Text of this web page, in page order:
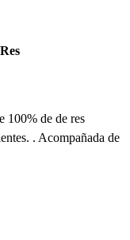
100% de de res
. Acompañada de